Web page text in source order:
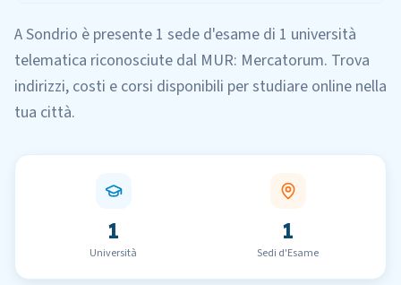
ASondrio è presente 1 sede d'esame di 1 università
telematica riconosciute dal MUR: Mercatorum. Trova
indirizzi, costi e corsi disponibili per studiare online nella
tua città.
1
Università
1
Sedi d'Esame